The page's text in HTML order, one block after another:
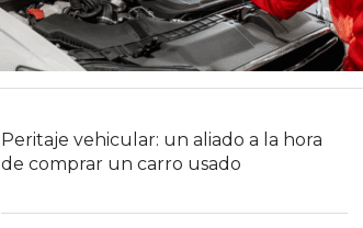
Peritaje vehicular: un aliado a la hora
de comprar un carro usado